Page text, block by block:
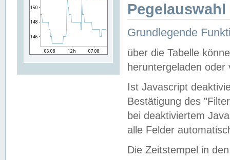
Grundlegende
über die Tabelle
heruntergeladen oder
Ist Javascript
Bestätigung des
bei deaktiviertem
alle Felder
Die Zeitstempel in